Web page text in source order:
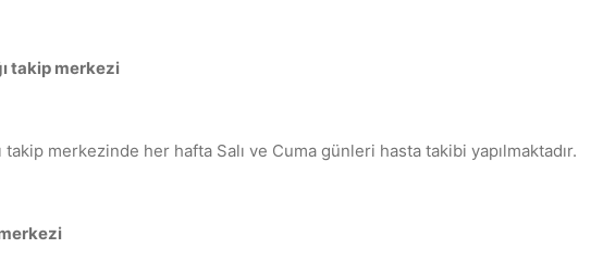
takip merkezi
takip merkezinde her hafta Salı ve Cuma günleri hasta takibi yapılmaktadır.